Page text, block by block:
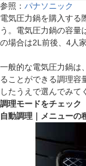
参照： パナソニック
電気圧力鍋を購入する
う。電気圧力鍋の容量
の場合は2L前後、4人
一般的な電気圧力鍋は
ることができる調理容
したうえで選んでみて
調理モードをチェック
自動調理｜メニューの